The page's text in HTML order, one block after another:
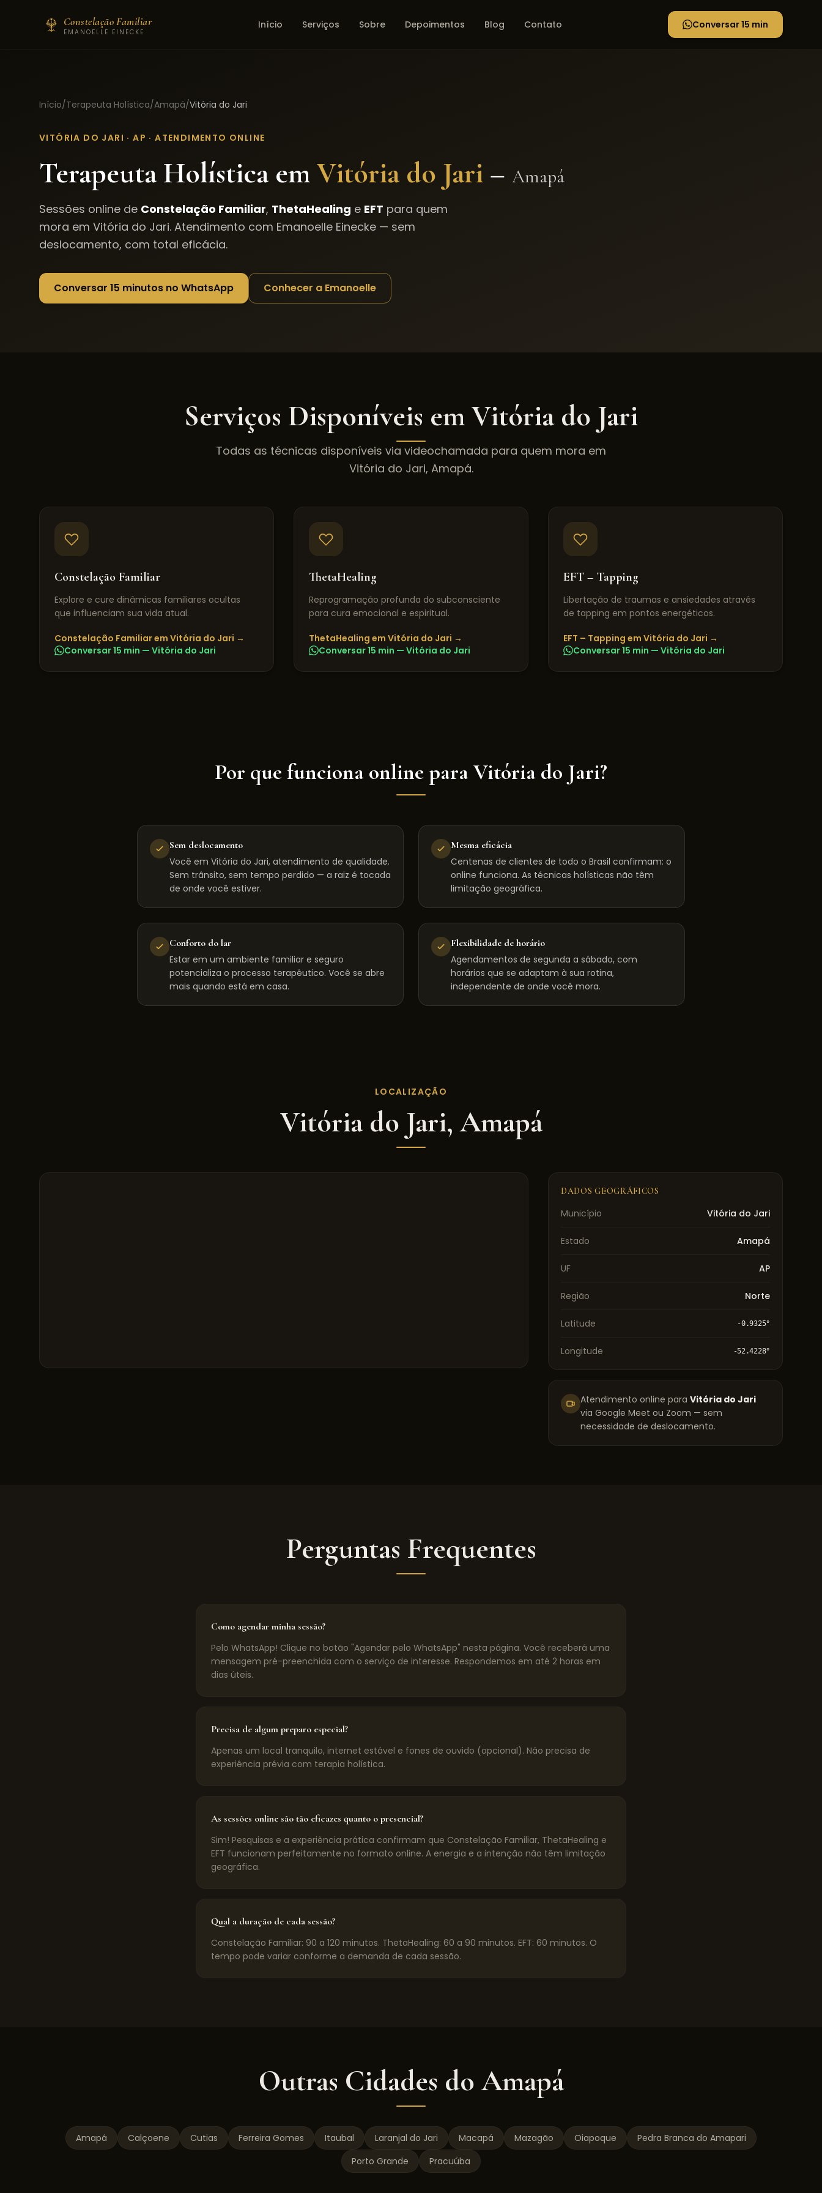
Constelação Familiar
EMANOELLE EINECKE
Início Serviços Sobre Depoimentos Blog Contato Conversar 15 min
Início/Terapeuta Holística/Amapá/Vitória do Jari
VITÓRIA DO JARI ·AP · ATENDIMENTO ONLINE
Terapeuta Holística emVitória do Jari – Amapá
Sessões online de Constelação Familiar, ThetaHealing e EFT para quem
mora em Vitória do Jari. Atendimento com Emanoelle Einecke — sem
deslocamento, com total eficácia.
Conversar 15 minutos no WhatsApp Conhecer a Emanoelle
Serviços Disponíveis emVitória do Jari
Todas as técnicas disponíveis via videochamada para quem mora em
Vitória do Jari, Amapá.
Constelação Familiar
Explore e cure dinâmicas familiares ocultas
que influenciam sua vida atual.
Constelação Familiarem Vitória do Jari →
Conversar 15 min — Vitória do Jari
ThetaHealing
Reprogramação profunda do subconsciente
para cura emocional e espiritual.
ThetaHealing em Vitória do Jari →
Conversar 15 min — Vitória do Jari
EFT – Tapping
Libertação de traumas e ansiedades através
de tapping em pontos energéticos.
EFT – Tapping em Vitória do Jari →
Conversar 15 min — Vitória do Jari
Por que funciona online paraVitória do Jari?
Sem deslocamento
Você em Vitória do Jari, atendimento de qualidade.
Sem trânsito, sem tempo perdido — a raiz é tocada
de onde você estiver.
Mesma eficácia
Centenas de clientes de todo o Brasil confirmam: o
online funciona. As técnicas holísticas não têm
limitação geográfica.
Conforto do lar
Estar em um ambiente familiar e seguro
potencializa o processo terapêutico. Você se abre
mais quando está em casa.
Flexibilidade de horário
Agendamentos de segunda a sábado, com
horários que se adaptam à sua rotina,
independente de onde você mora.
LOCALIZAÇÃO
Vitória do Jari,Amapá
DADOS GEOGRÁFICOS
Município Vitória do Jari
Estado Amapá
UF AP
Região Norte
Latitude -0.9325°
Longitude -52.4228°
Atendimento online para Vitória do Jari
via Google Meet ou Zoom — sem
necessidade de deslocamento.
Perguntas Frequentes
Como agendar minha sessão?
Pelo WhatsApp! Clique no botão "Agendar pelo WhatsApp" nesta página. Você receberá uma
mensagem pré-preenchida com o serviço de interesse. Respondemos em até 2 horas em
dias úteis.
Precisa de algum preparo especial?
Apenas um local tranquilo, internet estável e fones de ouvido (opcional). Não precisa de
experiência prévia com terapia holística.
As sessões online são tão eficazes quanto o presencial?
Sim! Pesquisas e a experiência prática confirmam que Constelação Familiar, ThetaHealing e
EFT funcionam perfeitamente no formato online. A energia e a intenção não têm limitação
geográfica.
Qual a duração de cada sessão?
Constelação Familiar: 90 a 120 minutos. ThetaHealing: 60 a 90 minutos. EFT: 60 minutos. O
tempo pode variar conforme a demanda de cada sessão.
Outras Cidades doAmapá
Amapá Calçoene Cutias Ferreira Gomes Itaubal Laranjal do Jari Macapá Mazagão Oiapoque
Pedra Branca do Amapari
Porto Grande
Pracuúba